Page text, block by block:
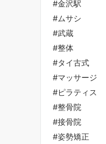
#金沢駅
#ムサシ
#武蔵
#整体
#タイ古式
#マッサージ
#ピラティス
#整骨院
#接骨院
#姿勢矯正